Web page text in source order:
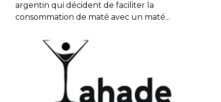
argentin qui décident de faciliter la
consommation de maté avec un maté...